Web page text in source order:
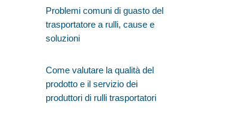
Problemi comuni di guasto del
trasportatore a rulli, cause e
soluzioni
Come valutare la qualità del
prodotto e il servizio dei
produttori di rulli trasportatori